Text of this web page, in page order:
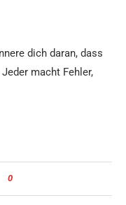
dich daran, dass
macht Fehler,
0